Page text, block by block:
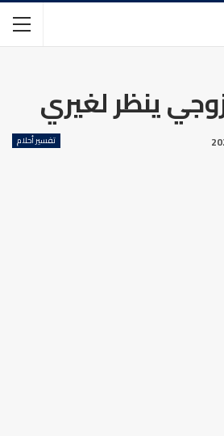
ينظر لغيري
تفسير أحلام